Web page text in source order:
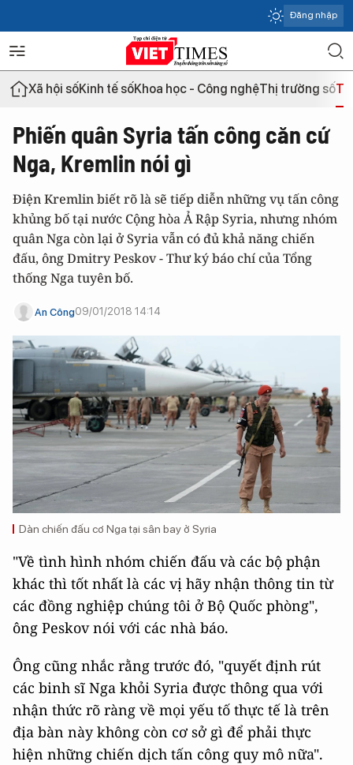
Đăng nhập
Xã hội sốKinh tế sốKhoa học - Công nghệThị trường số
Phiến quân Syria tấn công căn cứ
Nga, Kremlin nói gì
Điện Kremlin biết rõ là sẽ tiếp diễn những vụ tấn công
khủng bố tại nước Cộng hòa Ả Rập Syria, nhưng nhóm
quân Nga còn lại ở Syria vẫn có đủ khả năng chiến
đấu, ông Dmitry Peskov - Thư ký báo chí của Tổng
thống Nga tuyên bố.
An Công09/01/2018 14:14
Dàn chiến đấu cơ Nga tại sân bay ở Syria
"Về tình hình nhóm chiến đấu và các bộ phận
khác thì tốt nhất là các vị hãy nhận thông tin từ
các đồng nghiệp chúng tôi ở Bộ Quốc phòng",
ông Peskov nói với các nhà báo.
Ông cũng nhắc rằng trước đó, "quyết định rút
các binh sĩ Nga khỏi Syria được thông qua với
nhận thức rõ ràng về mọi yếu tố thực tế là trên
địa bàn này không còn cơ sở gì để phải thực
hiện những chiến dịch tấn công quy mô nữa".